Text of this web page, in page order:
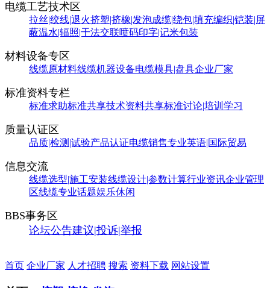
电缆工艺技术区
拉丝|绞线|退火挤塑|挤橡|发泡成缆|绕包|填充编织|铠装|屏
蔽温水|辐照|干法交联喷码印字|记米包装
材料设备专区
线缆原材料线缆机器设备电缆模具|盘具企业厂家
标准资料专栏
标准求助标准共享技术资料共享标准讨论|培训学习
质量认证区
品质|检测|试验产品认证电缆销售专业英语|国际贸易
信息交流
线缆选型|施工安装线缆设计|参数计算行业资讯企业管理
区线缆专业话题娱乐休闲
BBS事务区
论坛公告建议|投诉|举报
首页 企业厂家 人才招聘 搜索 资料下载 网站设置